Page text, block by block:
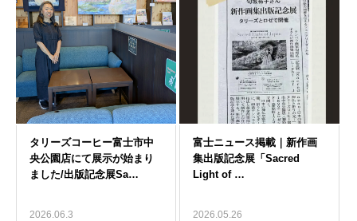
2026.06.3 2026.05.26